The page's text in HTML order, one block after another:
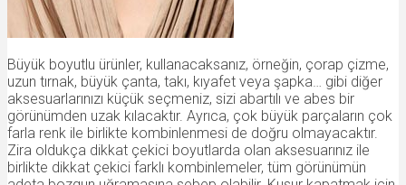
Büyük boyutlu ürünler, kullanacaksanız, örneğin, çorap çizme,
uzun tırnak, büyük çanta, takı, kıyafet veya şapka… gibi diğer
aksesuarlarınızı küçük seçmeniz, sizi abartılı ve abes bir
görünümden uzak kılacaktır. Ayrıca, çok büyük parçaların çok
farla renk ile birlikte kombinlenmesi de doğru olmayacaktır.
Zira oldukça dikkat çekici boyutlarda olan aksesuarınız ile
birlikte dikkat çekici farklı kombinlemeler, tüm görünümün